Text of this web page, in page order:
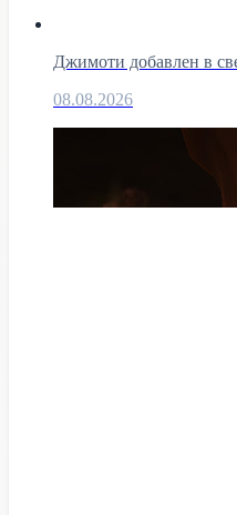
Джимоти добавлен в
08.08.2026